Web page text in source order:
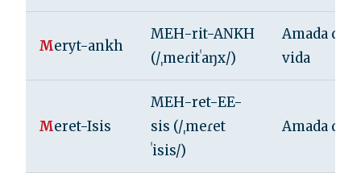
Meryt-ankh
MEH-rit-ANKH
(/ˌmeɾitˈaŋx/)
Amada de
vida
Meret-Isis
MEH-ret-EE-
sis (/ˌmeɾet
ˈisis/)
Amada de